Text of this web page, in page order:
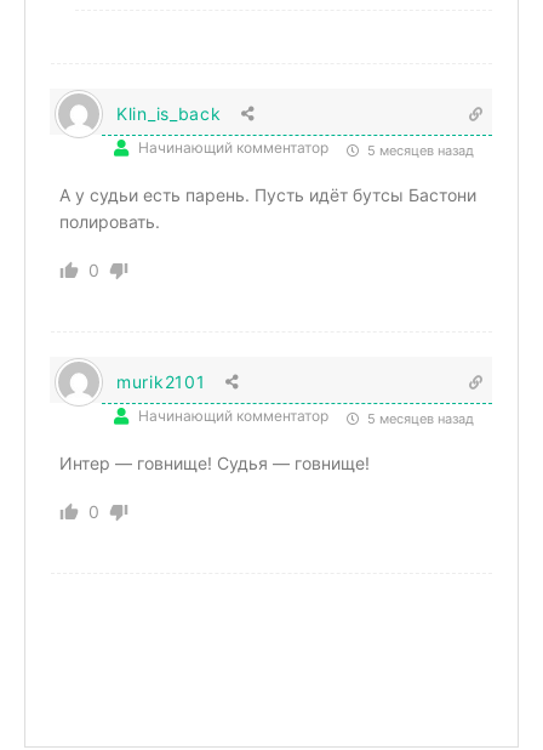
Klin_is_back
Начинающий комментатор 5 месяцев назад
А у судьи есть парень. Пусть идёт бутсы Бастони
полировать.
0
murik2101
Начинающий комментатор 5 месяцев назад
Интер — говнище! Судья — говнище!
0